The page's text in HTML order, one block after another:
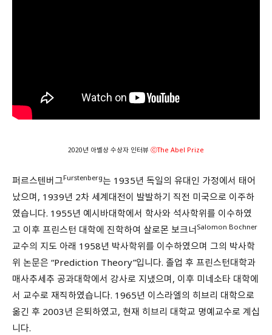
2020년 아벨상 수상자 인터뷰 ⓒThe Abel Prize
퍼르스텐버그Furstenberg는 1935년 독일의 유대인 가정에서 태어
났으며, 1939년 2차 세계대전이 발발하기 직전 미국으로 이주하
였습니다. 1955년 예시바대학에서 학사와 석사학위를 이수하였
고 이후 프린스턴 대학에 진학하여 살로몬 보크너Salomon Bochner
교수의 지도 아래 1958년 박사학위를 이수하였으며 그의 박사학
위 논문은 “Prediction Theory”입니다. 졸업 후 프린스턴대학과
매사추세추 공과대학에서 강사로 지냈으며, 이후 미네소타 대학에
서 교수로 재직하였습니다. 1965년 이스라엘의 히브리 대학으로
옮긴 후 2003년 은퇴하였고, 현재 히브리 대학교 명예교수로 계십
니다.